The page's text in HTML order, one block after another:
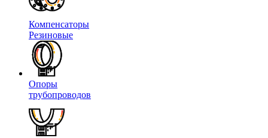
Компенсаторы
Резиновые
Опоры
трубопроводов